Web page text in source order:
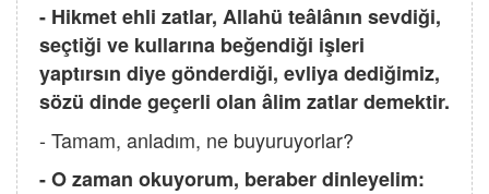
- Hikmet ehli zatlar, Allahü teâlânın sevdiği,
seçtiği ve kullarına beğendiği işleri
yaptırsın diye gönderdiği, evliya dediğimiz,
sözü dinde geçerli olan âlim zatlar demektir.
- Tamam, anladım, ne buyuruyorlar?
- O zaman okuyorum, beraber dinleyelim: